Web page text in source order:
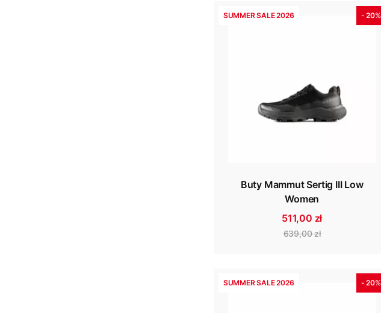
SUMMER SALE 2026 - 20%
Buty Mammut Sertig III Low
Women
511,00 zł
639,00 zł
SUMMER SALE 2026 - 20%